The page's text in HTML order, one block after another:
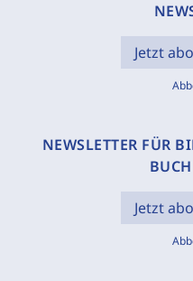
Jetzt
NEWSLETTER FÜR
Jetzt